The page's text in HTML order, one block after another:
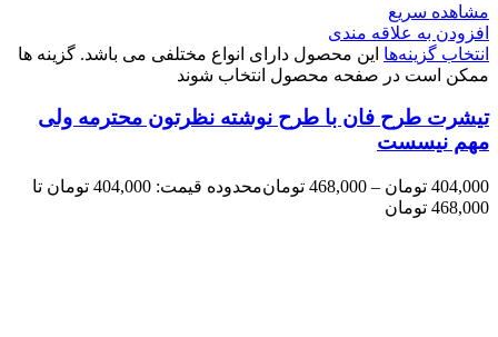
مشاهده سریع
افزودن به علاقه مندی
انتخاب گزینه‌ها این محصول دارای انواع مختلفی می باشد. گزینه ها
ممکن است در صفحه محصول انتخاب شوند
تیشرت طرح فان با طرح نوشته نظرتون محترمه ولی
مهم نیسست
404,000 تومان –
468,000 تومان
محدوده قیمت: 404,000 تومان تا
468,000 تومان